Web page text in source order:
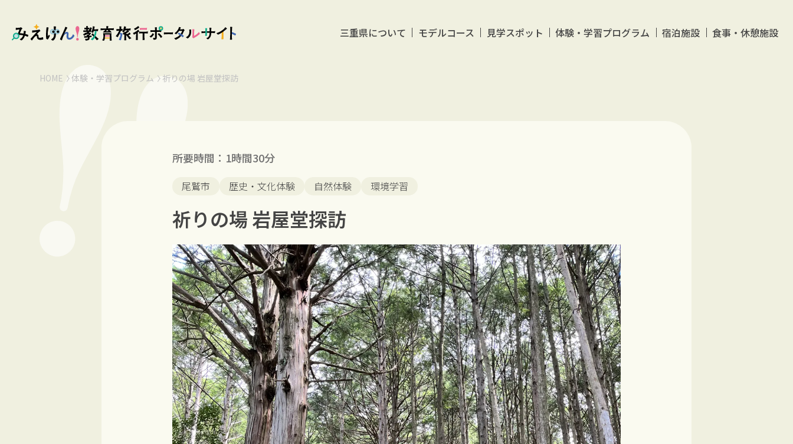
三重県について モデルコース 見学スポット 体験・学習プログラム 宿泊施設 食事・休憩施設
HOME 体験・学習プログラム 祈りの場 岩屋堂探訪
所要時間：1時間30分
尾鷲市 歴史・文化体験 自然体験 環境学習
祈りの場 岩屋堂探訪